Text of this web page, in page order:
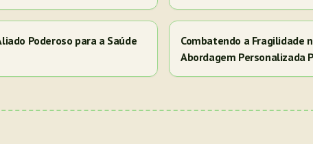
Poderoso para a Saúde
Combatendo a Fragilidade
Abordagem Personalizada